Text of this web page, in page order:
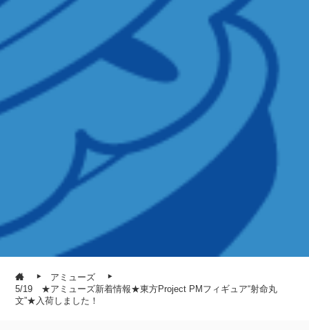
アミューズ
5/19 ★アミューズ新着情報★東方Project ​PMフィギュア“射命丸
文”★入荷しました！